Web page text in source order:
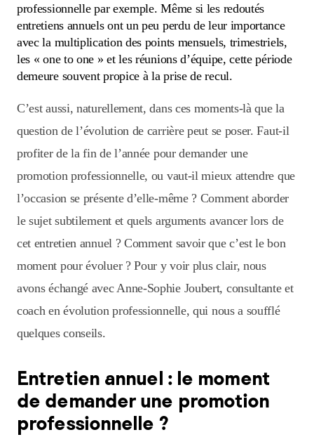
professionnelle par exemple. Même si les redoutés
entretiens annuels ont un peu perdu de leur importance
avec la multiplication des points mensuels, trimestriels,
les « one to one » et les réunions d’équipe, cette période
demeure souvent propice à la prise de recul.
C’est aussi, naturellement, dans ces moments-là que la
question de l’évolution de carrière peut se poser. Faut-il
profiter de la fin de l’année pour demander une
promotion professionnelle, ou vaut-il mieux attendre que
l’occasion se présente d’elle-même ? Comment aborder
le sujet subtilement et quels arguments avancer lors de
cet entretien annuel ? Comment savoir que c’est le bon
moment pour évoluer ? Pour y voir plus clair, nous
avons échangé avec Anne-Sophie Joubert, consultante et
coach en évolution professionnelle, qui nous a soufflé
quelques conseils.
Entretien annuel : le moment
de demander une promotion
professionnelle ?